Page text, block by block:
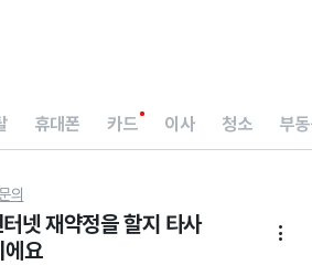
휴대폰 카드 이사 청소 부
의
넷 재약정을 할지 타사
에요
